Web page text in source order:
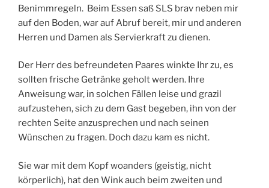
Benimmregeln. Beim Essen saß SLS brav neben mir
auf den Boden, war auf Abruf bereit, mir und anderen
Herren und Damen als Servierkraft zu dienen.
Der Herr des befreundeten Paares winkte Ihr zu, es
sollten frische Getränke geholt werden. Ihre
Anweisung war, in solchen Fällen leise und grazil
aufzustehen, sich zu dem Gast begeben, ihn von der
rechten Seite anzusprechen und nach seinen
Wünschen zu fragen. Doch dazu kam es nicht.
Sie war mit dem Kopf woanders (geistig, nicht
körperlich), hat den Wink auch beim zweiten und